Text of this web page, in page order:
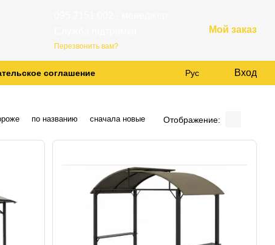
Перезвонить вам?
Мой заказ
соглашение
Рус Вход
по названию сначала новые Отображение: